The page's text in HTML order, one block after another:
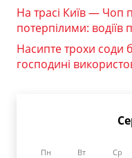
На трасі Київ — Чоп
потерпілими:
Насипте трохи соди
господині
Пн Вт Ср